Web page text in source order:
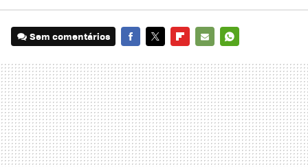
Sem comentários
MAIL